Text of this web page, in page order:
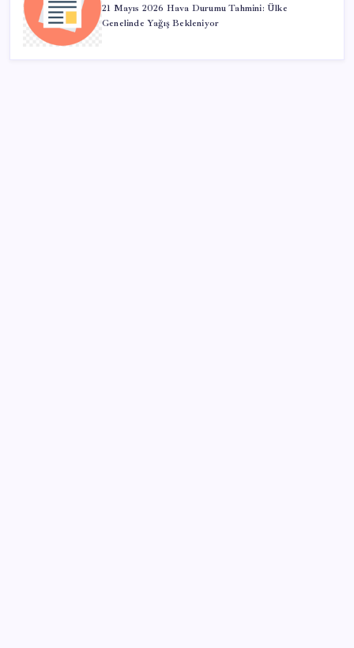
21 Mayıs 2026 Hava Durumu Tahmini: Ülke
Genelinde Yağış Bekleniyor